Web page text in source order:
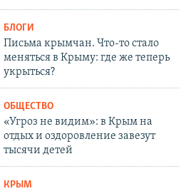
БЛОГИ
Письма крымчан. Что-то стало
меняться в Крыму: где же теперь
укрыться?
ОБЩЕСТВО
«Угроз не видим»: в Крым на
отдых и оздоровление завезут
тысячи детей
КРЫМ